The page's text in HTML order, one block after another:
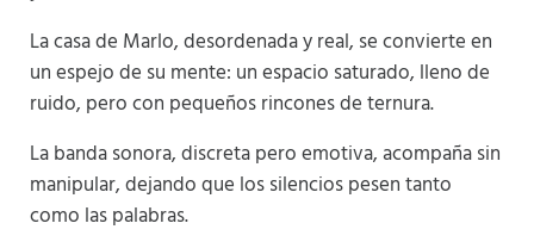
La casa de Marlo, desordenada y real, se convierte en
un espejo de su mente: un espacio saturado, lleno de
ruido, pero con pequeños rincones de ternura.
La banda sonora, discreta pero emotiva, acompaña sin
manipular, dejando que los silencios pesen tanto
como las palabras.